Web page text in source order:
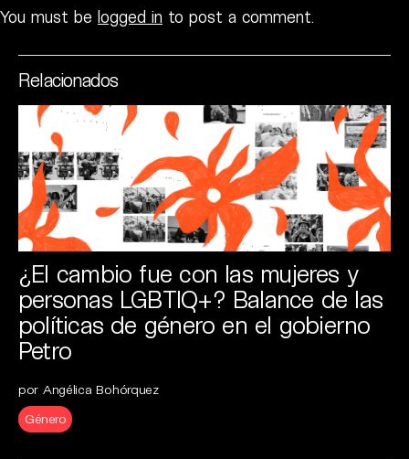
You must be logged in to post a comment.
Relacionados
¿El cambio fue con las mujeres y
personas LGBTIQ+? Balance de las
políticas de género en el gobierno
Petro
por Angélica Bohórquez
Género